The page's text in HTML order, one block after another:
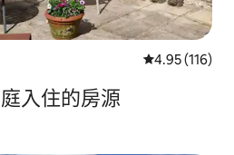
從 116 則評價
4.95 (116)
入住的房源